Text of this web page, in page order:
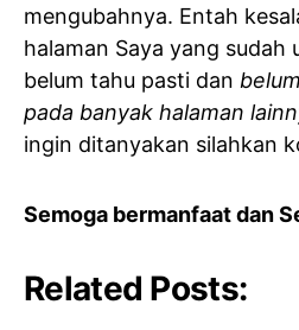
mengubahnya. Entah
halaman Saya yang sudah
belum tahu pasti dan
pada banyak halaman
ingin ditanyakan silahkan
Semoga bermanfaat dan
Related Posts: